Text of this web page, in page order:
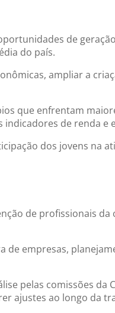
de
do país.
ampliar a
que enfrentam
de renda e
dos jovens na
de profissionais
de empresas,
pelas comissões da
ajustes ao longo da